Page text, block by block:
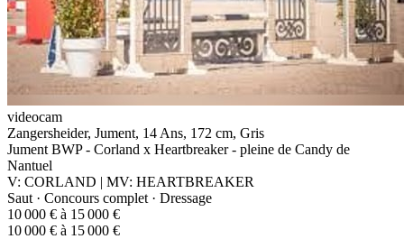
videocam
Zangersheider, Jument, 14 Ans, 172 cm, Gris
Jument BWP - Corland x Heartbreaker - pleine de Candy de
Nantuel
V: CORLAND | MV: HEARTBREAKER
Saut · Concours complet · Dressage
10 000 € à 15 000 €
10 000 € à 15 000 €